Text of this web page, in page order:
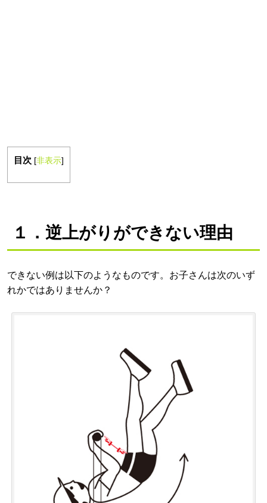
目次 [非表示]
１．逆上がりができない理由
できない例は以下のようなものです。お子さんは次のいず
れかではありませんか？